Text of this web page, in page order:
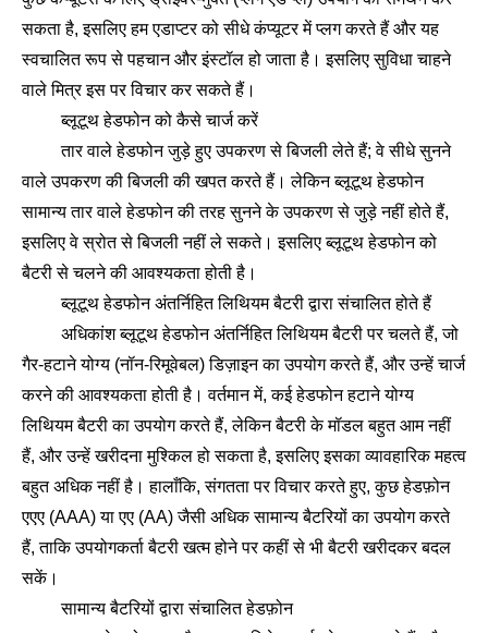
सकता है, इसलिए हम एडाप्टर को सीधे कंप्यूटर में प्लग करते हैं और यह
स्वचालित रूप से पहचान और इंस्टॉल हो जाता है। इसलिए सुविधा चाहने
वाले मित्र इस पर विचार कर सकते हैं।
ब्लूटूथ हेडफोन को कैसे चार्ज करें
तार वाले हेडफोन जुड़े हुए उपकरण से बिजली लेते हैं; वे सीधे सुनने
वाले उपकरण की बिजली की खपत करते हैं। लेकिन ब्लूटूथ हेडफोन
सामान्य तार वाले हेडफोन की तरह सुनने के उपकरण से जुड़े नहीं होते हैं,
इसलिए वे स्रोत से बिजली नहीं ले सकते। इसलिए ब्लूटूथ हेडफोन को
बैटरी से चलने की आवश्यकता होती है।
ब्लूटूथ हेडफोन अंतर्निहित लिथियम बैटरी द्वारा संचालित होते हैं
अधिकांश ब्लूटूथ हेडफोन अंतर्निहित लिथियम बैटरी पर चलते हैं, जो
गैर-हटाने योग्य (नॉन-रिमूवेबल) डिज़ाइन का उपयोग करते हैं, और उन्हें चार्ज
करने की आवश्यकता होती है। वर्तमान में, कई हेडफोन हटाने योग्य
लिथियम बैटरी का उपयोग करते हैं, लेकिन बैटरी के मॉडल बहुत आम नहीं
हैं, और उन्हें खरीदना मुश्किल हो सकता है, इसलिए इसका व्यावहारिक महत्व
बहुत अधिक नहीं है। हालाँकि, संगतता पर विचार करते हुए, कुछ हेडफ़ोन
एएए (AAA) या एए (AA) जैसी अधिक सामान्य बैटरियों का उपयोग करते
हैं, ताकि उपयोगकर्ता बैटरी खत्म होने पर कहीं से भी बैटरी खरीदकर बदल
सकें।
सामान्य बैटरियों द्वारा संचालित हेडफ़ोन